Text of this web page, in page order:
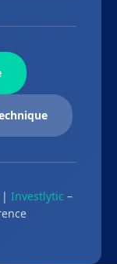
| Investlytic –